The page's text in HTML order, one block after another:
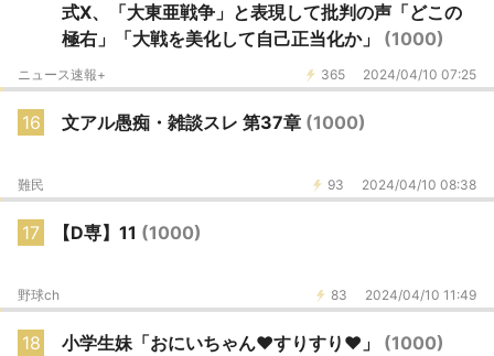
式X、「大東亜戦争」と表現して批判の声「どこの
極右」「大戦を美化して自己正当化か」 (1000)
365 2024/04/10 07:25
ニュース速報+
16 文アル愚痴・雑談スレ 第37章 (1000)
93 2024/04/10 08:38
難民
17 【D専】11 (1000)
83 2024/04/10 11:49
野球ch
18 小学生妹「おにいちゃん♥️すりすり♥️」 (1000)